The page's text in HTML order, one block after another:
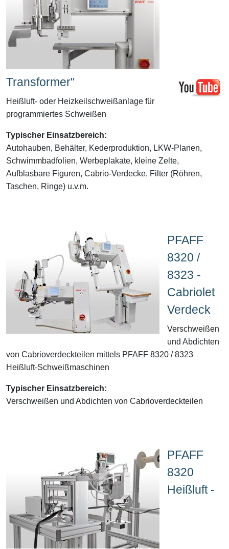
Transformer"
Heißluft- oder Heizkeilschweißanlage für
programmiertes Schweißen
Typischer Einsatzbereich:
Autohauben, Behälter, Kederproduktion, LKW-Planen,
Schwimmbadfolien, Werbeplakate, kleine Zelte,
Aufblasbare Figuren, Cabrio-Verdecke, Filter (Röhren,
Taschen, Ringe) u.v.m.
PFAFF
8320 /
8323 -
Cabriolet
Verdeck
Verschweißen
und Abdichten
von Cabrioverdeckteilen mittels PFAFF 8320 / 8323
Heißluft-Schweißmaschinen
Typischer Einsatzbereich:
Verschweißen und Abdichten von Cabrioverdeckteilen
PFAFF
8320
Heißluft -